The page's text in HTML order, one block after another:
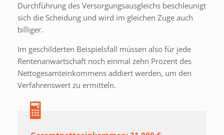
Durchführung des Versorgungsausgleichs beschleunigt
sich die Scheidung und wird im gleichen Zuge auch
billiger.
Im geschilderten Beispielsfall müssen also für jede
Rentenanwartschaft noch einmal zehn Prozent des
Nettogesamteinkommens addiert werden, um den
Verfahrenswert zu ermitteln.